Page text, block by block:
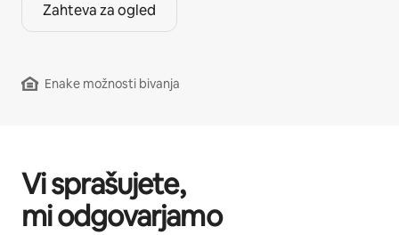
Zahteva za ogled
Enake možnosti bivanja
Vi sprašujete,
mi odgovarjamo